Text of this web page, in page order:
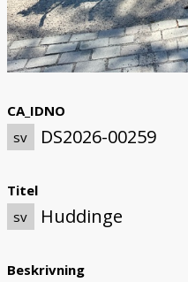
CA_IDNO
sv
DS2026-00259
Titel
sv
Huddinge
Beskrivning